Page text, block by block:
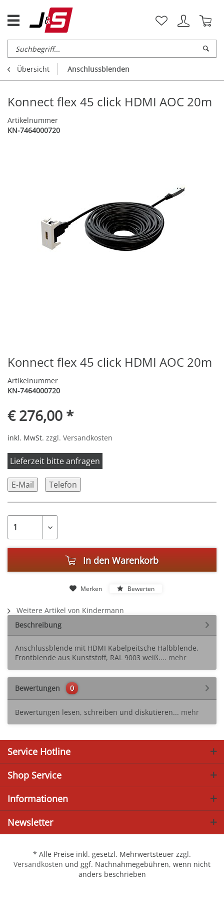
Übersicht Anschlussblenden
Konnect flex 45 click HDMI AOC 20m
Artikelnummer
KN-7464000720
Konnect flex 45 click HDMI AOC 20m
Artikelnummer
KN-7464000720
€ 276,00 *
inkl. MwSt. zzgl. Versandkosten
Lieferzeit bitte anfragen
E-Mail Telefon
In den Warenkorb
Merken Bewerten
Weitere Artikel von Kindermann
Beschreibung
Anschlussblende mit HDMI Kabelpeitsche Halbblende,
Frontblende aus Kunststoff, RAL 9003 weiß.... mehr
Bewertungen 0
Bewertungen lesen, schreiben und diskutieren... mehr
Service Hotline
Shop Service
Informationen
Newsletter
* Alle Preise inkl. gesetzl. Mehrwertsteuer zzgl.
Versandkosten und ggf. Nachnahmegebühren, wenn nicht
anders beschrieben